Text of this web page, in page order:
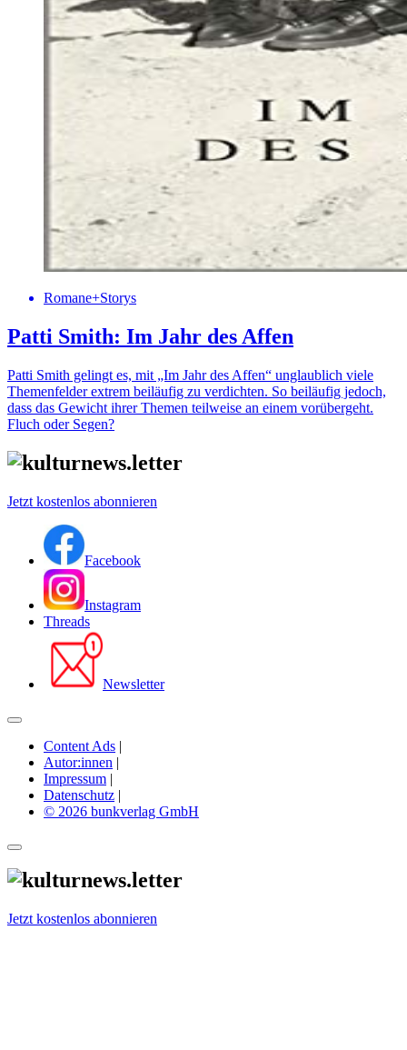
Romane+Storys
Patti Smith: Im Jahr des Affen
Patti Smith gelingt es, mit „Im Jahr des Affen“ unglaublich viele
Themenfelder extrem beiläufig zu verdichten. So beiläufig jedoch,
dass das Gewicht ihrer Themen teilweise an einem vorübergeht.
Fluch oder Segen?
Jetzt kostenlos abonnieren
Facebook
Instagram
Threads
Newsletter
Content Ads |
Autor:innen |
Impressum |
Datenschutz |
© 2026 bunkverlag GmbH
Jetzt kostenlos abonnieren